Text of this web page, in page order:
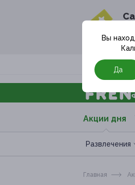
Москва
Акции дня
Развлечения
Вы
Да
Главная